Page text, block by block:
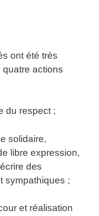
ont été très
quatre actions
du respect ;
solidaire,
libre expression,
des
sympathiques ;
et réalisation